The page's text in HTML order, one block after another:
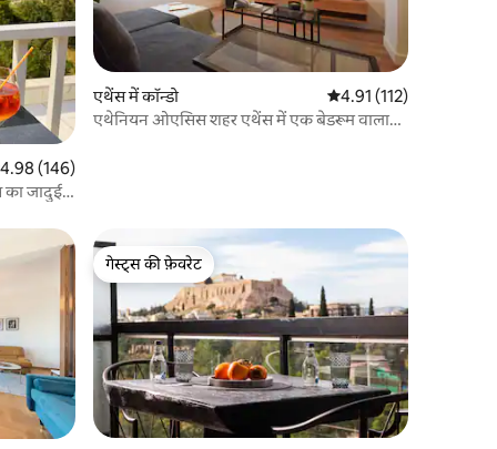
रेटिंग 5 में से 4.98, 146 समीक्षाएँ
4.98 (146)
का जादुई
एथेंस में कॉन्डो औसत रेटिंग 5 में से 4.91,
4.91 (112)
एथेनियन ओएसिस शहर एथेंस में एक बेडरूम वाला
गेस्ट्स की फ़ेवरेट
गेस्ट्स की फ़ेवरेट